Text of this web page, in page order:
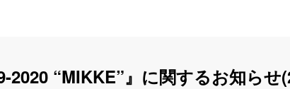
2020 “MIKKE”』に関するお知らせ